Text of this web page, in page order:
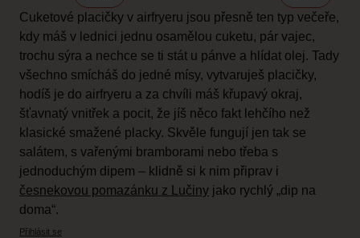
Cuketové placičky v airfryeru jsou přesně ten typ večeře,
kdy máš v lednici jednu osamělou cuketu, pár vajec,
trochu sýra a nechce se ti stát u pánve a hlídat olej. Tady
všechno smícháš do jedné mísy, vytvaruješ placičky,
hodíš je do airfryeru a za chvíli máš křupavý okraj,
šťavnatý vnitřek a pocit, že jíš něco fakt lehčího než
klasické smažené placky. Skvěle fungují jen tak se
salátem, s vařenými bramborami nebo třeba s
jednoduchým dipem – klidně si k nim připrav i
česnekovou pomazánku z Lučiny jako rychlý „dip na
doma“.
Přihlásit se